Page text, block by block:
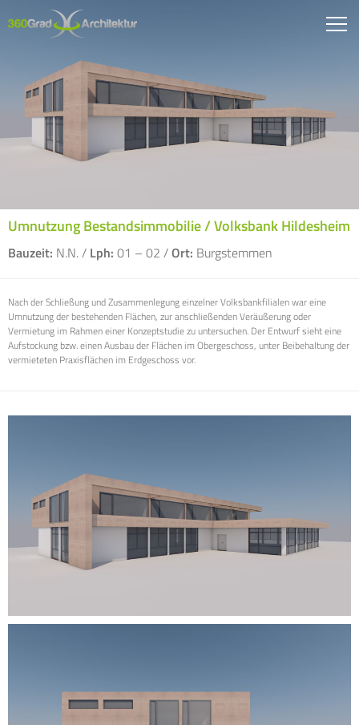
Umnutzung Bestandsimmobilie / Volksbank Hildesheim
Bauzeit: N.N. / Lph: 01 – 02 /Ort: Burgstemmen
Nach der Schließung und Zusammenlegung einzelner Volksbankfilialen war eine
Umnutzung der bestehenden Flächen, zur anschließenden Veräußerung oder
Vermietung im Rahmen einer Konzeptstudie zu untersuchen. Der Entwurf sieht eine
Aufstockung bzw. einen Ausbau der Flächen im Obergeschoss, unter Beibehaltung der
vermieteten Praxisflächen im Erdgeschoss vor.